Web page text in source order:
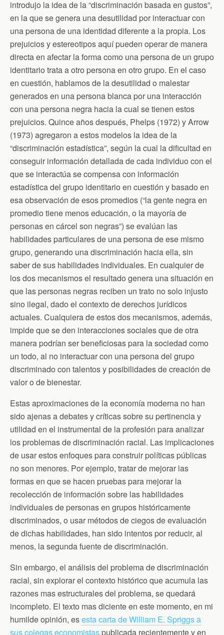
introdujo la idea de la “discriminación basada en gustos”,
en la que se genera una desutilidad por interactuar con
una persona de una identidad diferente a la propia. Los
prejuicios y estereotipos aquí pueden operar de manera
directa en afectar la forma como una persona de un grupo
identitario trata a otro persona en otro grupo. En el caso
en cuestión, hablamos de la desutilidad o malestar
generados en una persona blanca por una interacción
con una persona negra hacia la cual se tienen estos
prejuicios. Quince años después, Phelps (1972) y Arrow
(1973) agregaron a estos modelos la idea de la
“discriminación estadística”, según la cual la dificultad en
conseguir información detallada de cada individuo con el
que se interactúa se compensa con información
estadística del grupo identitario en cuestión y basado en
esa observación de esos promedios (“la gente negra en
promedio tiene menos educación, o la mayoría de
personas en cárcel son negras”) se evalúan las
habilidades particulares de una persona de ese mismo
grupo, generando una discriminación hacia ella, sin
saber de sus habilidades individuales. En cualquier de
los dos mecanismos el resultado genera una situación en
que las personas negras reciben un trato no solo injusto
sino ilegal, dado el contexto de derechos jurídicos
actuales. Cualquiera de estos dos mecanismos, además,
impide que se den interacciones sociales que de otra
manera podrían ser beneficiosas para la sociedad como
un todo, al no interactuar con una persona del grupo
discriminado con talentos y posibilidades de creación de
valor o de bienestar.
Estas aproximaciones de la economía moderna no han
sido ajenas a debates y críticas sobre su pertinencia y
utilidad en el instrumental de la profesión para analizar
los problemas de discriminación racial. Las implicaciones
de usar estos enfoques para construir políticas públicas
no son menores. Por ejemplo, tratar de mejorar las
formas en que se hacen pruebas para mejorar la
recolección de información sobre las habilidades
individuales de personas en grupos históricamente
discriminados, o usar métodos de ciegos de evaluación
de dichas habilidades, han sido intentos por reducir, al
menos, la segunda fuente de discriminación.
Sin embargo, el análisis del problema de discriminación
racial, sin explorar el contexto histórico que acumula las
razones mas estructurales del problema, se quedará
incompleto. El texto mas diciente en este momento, en mi
humilde opinión, esesta carta de William E. Spriggs a
sus colegas economistas publicada recientemente y en